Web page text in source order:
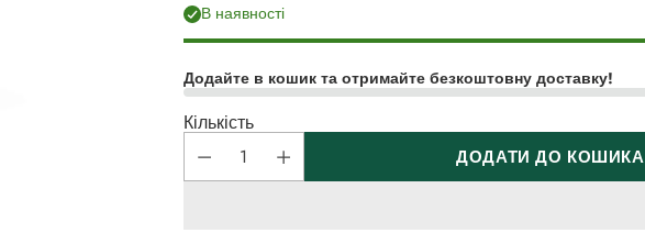
В наявності
Додайте в кошик та отримайте безкоштовну доставку!
Кількість
ДОДАТИ ДО КОШИКА